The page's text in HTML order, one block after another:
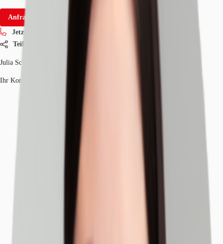
Anfrage senden
Jetzt anrufen
Teilen
Julia Schreiter
Ihr Kontakt